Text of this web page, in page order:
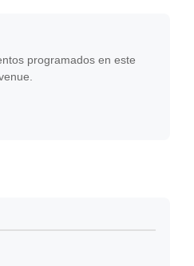
programados en este